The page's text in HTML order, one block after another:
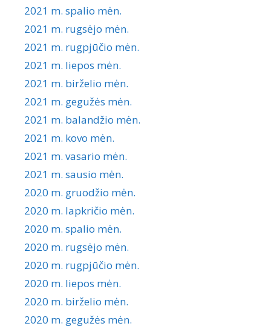
2021 m. spalio mėn.
2021 m. rugsėjo mėn.
2021 m. rugpjūčio mėn.
2021 m. liepos mėn.
2021 m. birželio mėn.
2021 m. gegužės mėn.
2021 m. balandžio mėn.
2021 m. kovo mėn.
2021 m. vasario mėn.
2021 m. sausio mėn.
2020 m. gruodžio mėn.
2020 m. lapkričio mėn.
2020 m. spalio mėn.
2020 m. rugsėjo mėn.
2020 m. rugpjūčio mėn.
2020 m. liepos mėn.
2020 m. birželio mėn.
2020 m. gegužės mėn.